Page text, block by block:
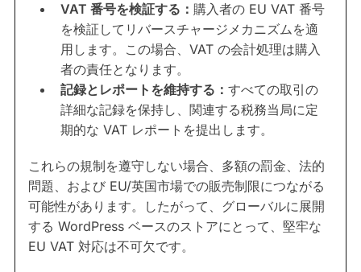
VAT 番号を検証する： 購入者の EU VAT 番号
を検証してリバースチャージメカニズムを適
用します。この場合、VAT の会計処理は購入
者の責任となります。
記録とレポートを維持する： すべての取引の
詳細な記録を保持し、関連する税務当局に定
期的な VAT レポートを提出します。
これらの規制を遵守しない場合、多額の罰金、法的
問題、および EU/英国市場での販売制限につながる
可能性があります。したがって、グローバルに展開
する WordPress ベースのストアにとって、堅牢な
EU VAT 対応は不可欠です。